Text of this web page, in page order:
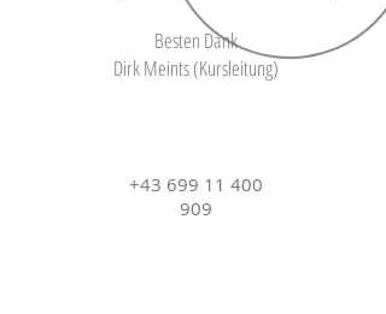
Besten Dank
Dirk Meints (Kursleitung)
+43 699 11 400
909